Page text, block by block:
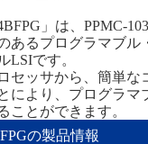
」は、PPMC-
あるプログラマブル
LSIです。
セッサから、簡単な
により、プログラマ
ことができます。
の製品情報